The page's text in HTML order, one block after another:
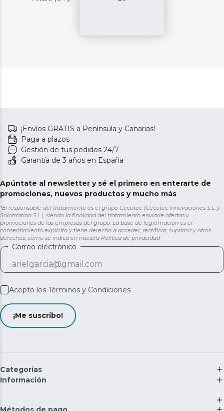
¡Envíos GRATIS a Península y Canarias!
Paga a plazos
Gestión de tus pedidos 24/7
Garantía de 3 años en España
Apúntate al newsletter y sé el primero en enterarte de
promociones, nuevos productos y mucho más
*El responsable del tratamiento es el grupo Cecotec (Cecotec Innovaciones S.L. y
Solotriatlon S.L.), siendo la finalidad del tratamiento enviarle ofertas y
promociones de las empresas del grupo. La base de legitimación es el
consentimiento explícito y tiene derecho a acceder, rectificar, suprimir y otros
derechos, como se indica en nuestra Política de privacidad
Correo electrónico
Acepto los Términos y Condiciones
¡Me suscribo!
Categorías
Información